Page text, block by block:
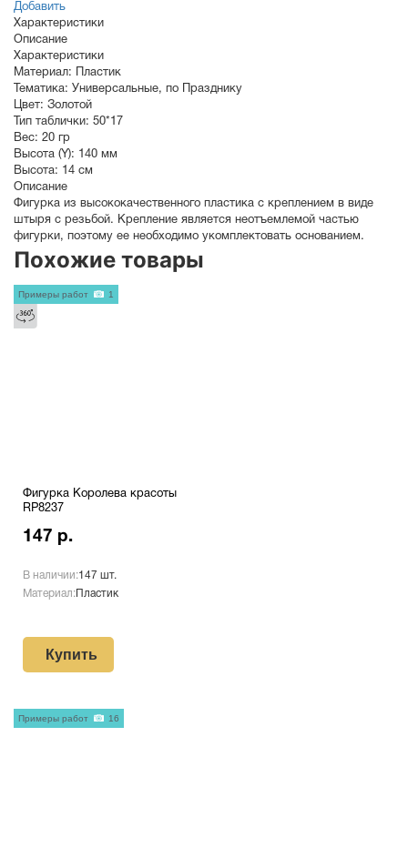
Добавить
Характеристики
Описание
Характеристики
Материал: Пластик
Тематика: Универсальные, по Празднику
Цвет: Золотой
Тип таблички: 50*17
Вес: 20 гр
Высота (Y): 140 мм
Высота: 14 см
Описание
Фигурка из высококачественного пластика с креплением в виде
штыря с резьбой. Крепление является неотъемлемой частью
фигурки, поэтому ее необходимо укомплектовать основанием.
Похожие товары
Фигурка Королева красоты
RP8237
147 р.
В наличии:147 шт.
Материал: Пластик
Купить
Примеры работ 1
Примеры работ 16